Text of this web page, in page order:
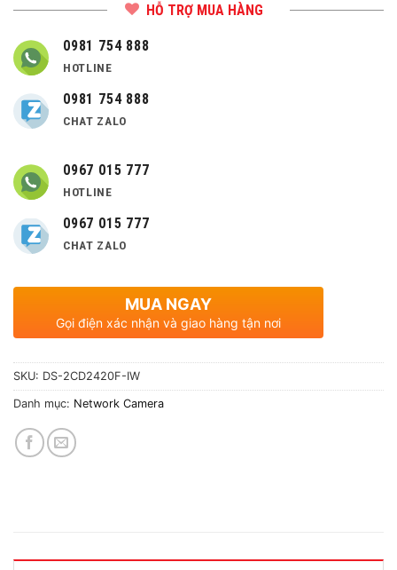
HỖ TRỢ MUA HÀNG
0981 754 888
HOTLINE
0981 754 888
CHAT ZALO
0967 015 777
HOTLINE
0967 015 777
CHAT ZALO
MUA NGAY
Gọi điện xác nhận và giao hàng tận nơi
SKU: DS-2CD2420F-IW
Danh mục: Network Camera